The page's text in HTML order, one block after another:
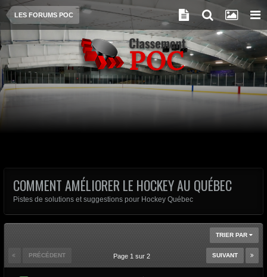
LES FORUMS POC
COMMENT AMÉLIORER LE HOCKEY AU QUÉBEC
Pistes de solutions et suggestions pour Hockey Québec
TRIER PAR
PRÉCÉDENT SUIVANT
Page 1 sur 2